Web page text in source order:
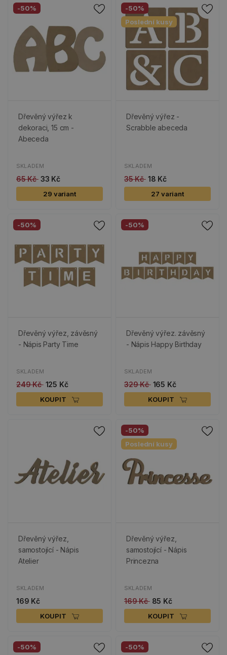
-50%
Dřevěný výřez k
dekoraci, 15 cm -
Abeceda
SKLADEM
65 Kč 33 Kč
29 variant
-50%
Poslední kusy
Dřevěný výřez -
Scrabble abeceda
SKLADEM
35 Kč 18 Kč
27 variant
-50%
Dřevěný výřez, závěsný
- Nápis Party Time
SKLADEM
249 Kč 125 Kč
KOUPIT
-50%
Dřevěný výřez. závěsný
- Nápis Happy Birthday
SKLADEM
329 Kč 165 Kč
KOUPIT
Dřevěný výřez,
samostojící - Nápis
Atelier
SKLADEM
169 Kč
KOUPIT
-50%
Poslední kusy
Dřevěný výřez,
samostojící - Nápis
Princezna
SKLADEM
169 Kč 85 Kč
KOUPIT
-50% -50%